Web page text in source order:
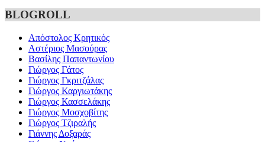
BLOGROLL
Απόστολος Κρητικός
Αστέριος Μασούρας
Βασίλης Παπαντωνίου
Γιώργος Γάτος
Γιώργος Γκριτζάλας
Γιώργος Καργιωτάκης
Γιώργος Κασσελάκης
Γιώργος Μοσχοβίτης
Γιώργος Τζιραλής
Γιάννης Δοξαράς